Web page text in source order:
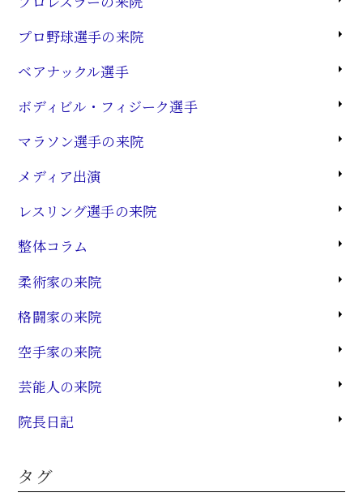
プロ野球選手の来院
ベアナックル選手
ボディビル・フィジーク選手
マラソン選手の来院
メディア出演
レスリング選手の来院
整体コラム
柔術家の来院
格闘家の来院
空手家の来院
芸能人の来院
院長日記
タグ